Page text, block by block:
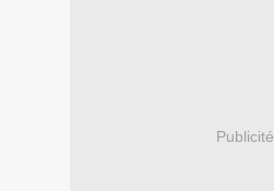
Publicité